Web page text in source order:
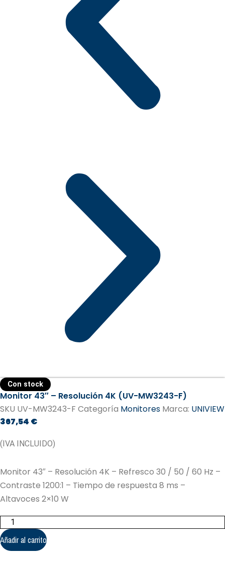
Con stock
Monitor 43″ – Resolución 4K (UV-MW3243-F)
SKU UV-MW3243-F Categoría Monitores Marca: UNIVIEW
367,54 €
(IVA INCLUIDO)
Monitor 43″ – Resolución 4K – Refresco 30 / 50 / 60 Hz –
Contraste 1200:1 – Tiempo de respuesta 8 ms –
Altavoces 2×10 W
Monitor
43"
-
Resolución
4K
Añadir al carrito